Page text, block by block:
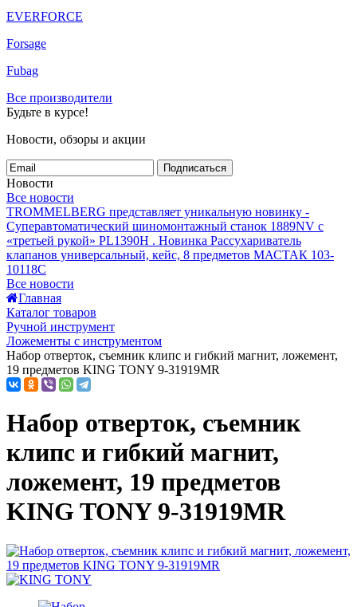
EVERFORCE
Forsage
Fubag
Все производители
Будьте в курсе!
Новости, обзоры и акции
Подписаться
Новости
Все новости
TROMMELBERG представляет уникальную новинку -
Суперавтоматический шиномонтажный станок 1889NV с
«третьей рукой» PL1390H . Новинка Рассухариватель
клапанов универсальный, кейс, 8 предметов МАСТАК 103-
10118C
Все новости
Главная
Каталог товаров
Ручной инструмент
Ложементы с инструментом
Набор отверток, съемник клипс и гибкий магнит, ложемент,
19 предметов KING TONY 9-31919MR
Набор отверток, съемник
клипс и гибкий магнит,
ложемент, 19 предметов
KING TONY 9-31919MR